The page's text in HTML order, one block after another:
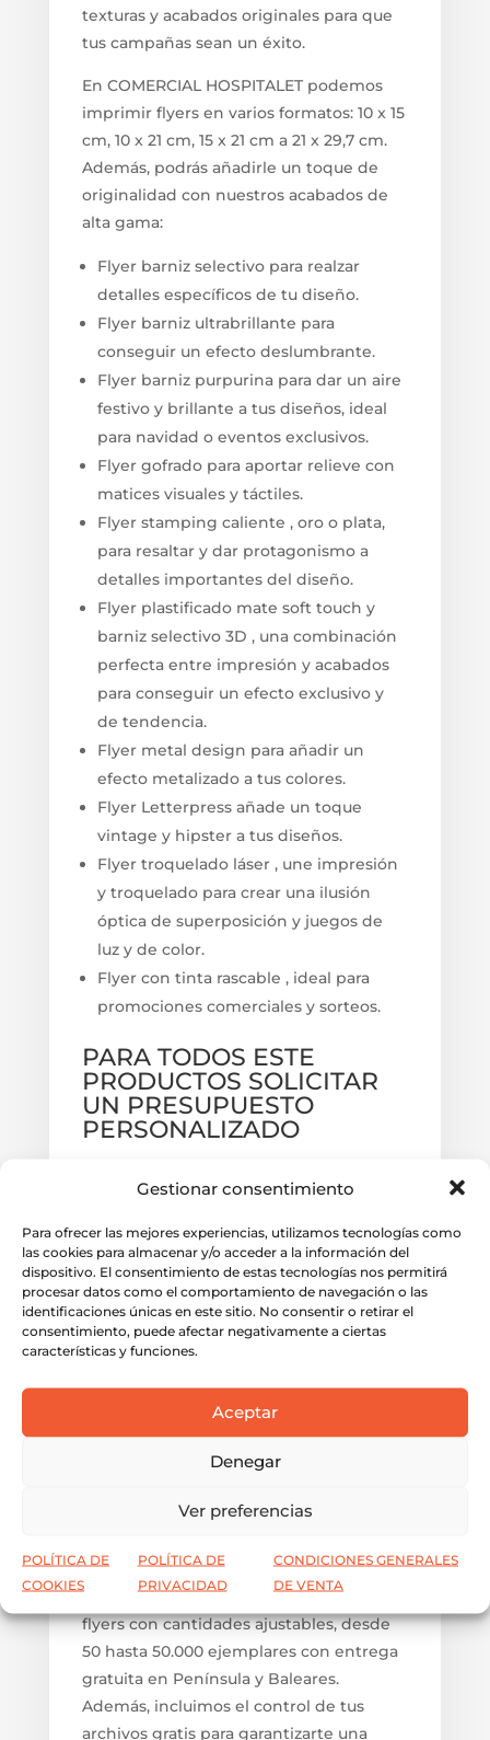
Gestionar consentimiento
Para ofrecer las mejores experiencias, utilizamos tecnologías como
las cookies para almacenar y/o acceder a la información del
dispositivo. El consentimiento de estas tecnologías nos permitirá
procesar datos como el comportamiento de navegación o las
identificaciones únicas en este sitio. No consentir o retirar el
consentimiento, puede afectar negativamente a ciertas
características y funciones.
Aceptar
Denegar
Ver preferencias
POLÍTICA DE
COOKIES
POLÍTICA DE
PRIVACIDAD
CONDICIONES GENERALES
DE VENTA
texturas y acabados originales para que
tus campañas sean un éxito.
En COMERCIAL HOSPITALET podemos
imprimir flyers en varios formatos: 10 x 15
cm, 10 x 21 cm, 15 x 21 cm a 21 x 29,7 cm.
Además, podrás añadirle un toque de
originalidad con nuestros acabados de
alta gama:
Flyer barniz selectivo para realzar
detalles específicos de tu diseño.
Flyer barniz ultrabrillante para
conseguir un efecto deslumbrante.
Flyer barniz purpurina para dar un aire
festivo y brillante a tus diseños, ideal
para navidad o eventos exclusivos.
Flyer gofrado para aportar relieve con
matices visuales y táctiles.
Flyer stamping caliente , oro o plata,
para resaltar y dar protagonismo a
detalles importantes del diseño.
Flyer plastificado mate soft touch y
barniz selectivo 3D , una combinación
perfecta entre impresión y acabados
para conseguir un efecto exclusivo y
de tendencia.
Flyer metal design para añadir un
efecto metalizado a tus colores.
Flyer Letterpress añade un toque
vintage y hipster a tus diseños.
Flyer troquelado láser , une impresión
y troquelado para crear una ilusión
óptica de superposición y juegos de
luz y de color.
Flyer con tinta rascable , ideal para
promociones comerciales y sorteos.
PARA TODOS ESTE
PRODUCTOS SOLICITAR
UN PRESUPUESTO
PERSONALIZADO
nuestros soportes especiales: papel
de alta gama, papel offset color para
añadir más visibilidad y color, papeles de
creación y texturados, papel con textura
madera para dar un toque original y
auténtico o triplex para aportarle más
densidad al papel. Si buscas formas
específicas, aprovecha nuestras plantillas
gratuitas para cada forma de troquelado
con el flyer troquelado Flycut.
Por qué imprimir flyers en
En COMERCIAL HOSPITALET tienes la
posibilidad de imprimir sus pedidos de
flyers con cantidades ajustables, desde
50 hasta 50.000 ejemplares con entrega
gratuita en Península y Baleares.
Además, incluimos el control de tus
archivos gratis para garantizarte una